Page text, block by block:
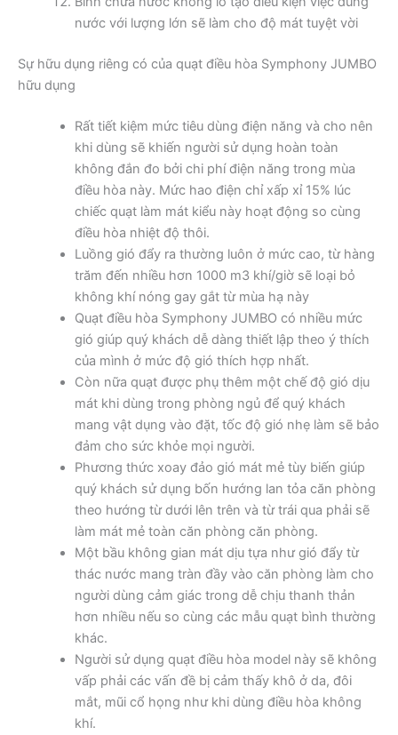
nước với lượng lớn sẽ làm cho độ mát tuyệt vời
Sự hữu dụng riêng có của quạt điều hòa Symphony JUMBO
hữu dụng
Rất tiết kiệm mức tiêu dùng điện năng và cho nên
khi dùng sẽ khiến người sử dụng hoàn toàn
không đắn đo bởi chi phí điện năng trong mùa
điều hòa này. Mức hao điện chỉ xấp xỉ 15% lúc
chiếc quạt làm mát kiểu này hoạt động so cùng
điều hòa nhiệt độ thôi.
Luồng gió đẩy ra thường luôn ở mức cao, từ hàng
trăm đến nhiều hơn 1000 m3 khí/giờ sẽ loại bỏ
không khí nóng gay gắt từ mùa hạ này
Quạt điều hòa Symphony JUMBO có nhiều mức
gió giúp quý khách dễ dàng thiết lập theo ý thích
của mình ở mức độ gió thích hợp nhất.
Còn nữa quạt được phụ thêm một chế độ gió dịu
mát khi dùng trong phòng ngủ để quý khách
mang vật dụng vào đặt, tốc độ gió nhẹ làm sẽ bảo
đảm cho sức khỏe mọi người.
Phương thức xoay đảo gió mát mẻ tùy biến giúp
quý khách sử dụng bốn hướng lan tỏa căn phòng
theo hướng từ dưới lên trên và từ trái qua phải sẽ
làm mát mẻ toàn căn phòng căn phòng.
Một bầu không gian mát dịu tựa như gió đẩy từ
thác nước mang tràn đầy vào căn phòng làm cho
người dùng cảm giác trong dễ chịu thanh thản
hơn nhiều nếu so cùng các mẫu quạt bình thường
khác.
Người sử dụng quạt điều hòa model này sẽ không
vấp phải các vấn đề bị cảm thấy khô ở da, đôi
mắt, mũi cổ họng như khi dùng điều hòa không
khí.